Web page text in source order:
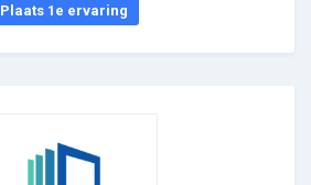
Plaats 1e ervaring